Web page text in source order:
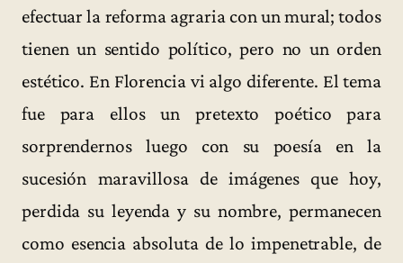
efectuar la reforma agraria con un mural; todos
tienen un sentido político, pero no un orden
estético. En Florencia vi algo diferente. El tema
fue para ellos un pretexto poético para
sorprendernos luego con su poesía en la
sucesión maravillosa de imágenes que hoy,
perdida su leyenda y su nombre, permanecen
como esencia absoluta de lo impenetrable, de